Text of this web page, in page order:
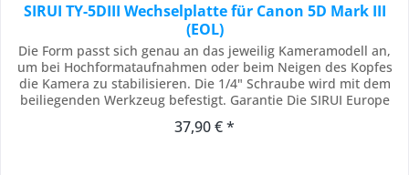
SIRUI TY-5DIII Wechselplatte für Canon 5D Mark III
(EOL)
Die Form passt sich genau an das jeweilig Kameramodell an,
um bei Hochformataufnahmen oder beim Neigen des Kopfes
die Kamera zu stabilisieren. Die 1/4" Schraube wird mit dem
beiliegenden Werkzeug befestigt. Garantie Die SIRUI Europe
Garantie von 6 Jahren ab Kaufdatum auf die Freiheit von
37,90 € *